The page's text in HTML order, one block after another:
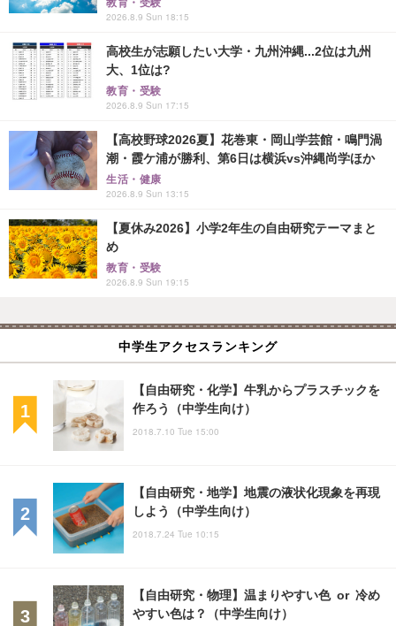
教育・受験
2026.8.9 Sun 18:15
高校生が志願したい大学・九州沖縄...2位は九州
大、1位は?
教育・受験
2026.8.9 Sun 17:15
【高校野球2026夏】花巻東・岡山学芸館・鳴門渦
潮・霞ケ浦が勝利、第6日は横浜vs沖縄尚学ほか
生活・健康
2026.8.9 Sun 13:15
【夏休み2026】小学2年生の自由研究テーマまと
め
教育・受験
2026.8.9 Sun 19:15
中学生アクセスランキング
【自由研究・化学】牛乳からプラスチックを
作ろう（中学生向け）
2018.7.10 Tue 15:00
【自由研究・地学】地震の液状化現象を再現
しよう（中学生向け）
2018.7.24 Tue 10:15
【自由研究・物理】温まりやすい色 or 冷め
やすい色は？（中学生向け）